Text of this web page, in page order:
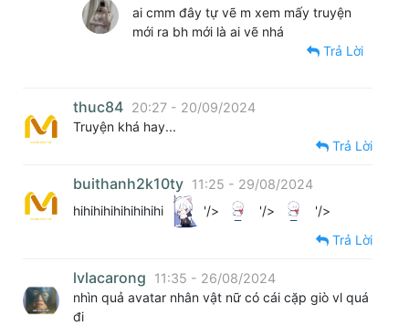
ai cmm đây tự vẽ m xem mấy truyện
mới ra bh mới là ai vẽ nhá
Trả Lời
thuc84 20:27 - 20/09/2024
Truyện khá hay...
Trả Lời
buithanh2k10ty 11:25 - 29/08/2024
hihihihihihihihihi
'/> '/>
'/>
Trả Lời
lvlacarong
11:35 - 26/08/2024
nhìn quả avatar nhân vật nữ có cái cặp giò vl quá
đi